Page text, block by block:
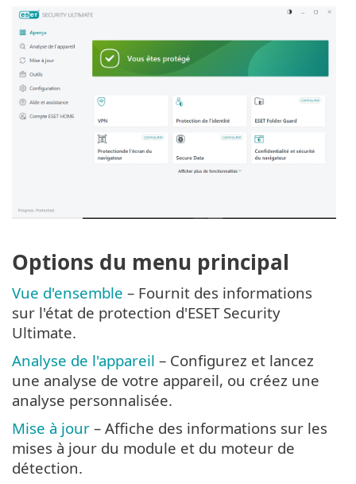
Options du menu principal
Vue d'ensemble – Fournit des informations
sur l'état de protection d'ESET Security
Ultimate.
Analyse de l'appareil – Configurez et lancez
une analyse de votre appareil, ou créez une
analyse personnalisée.
Mise à jour – Affiche des informations sur les
mises à jour du module et du moteur de
détection.